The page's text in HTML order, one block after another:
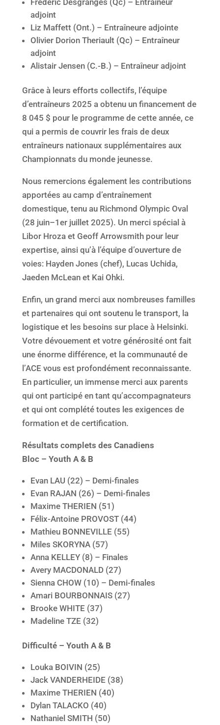
adjoint
Liz Maffett (Ont.) – Entraîneure adjointe
Olivier Dorion Theriault (Qc) – Entraîneur
adjoint
Alistair Jensen (C.-B.) – Entraîneur adjoint
Grâce à leurs efforts collectifs, l’équipe
d’entraîneurs 2025 a obtenu un financement de
8 045 $ pour le programme de cette année, ce
qui a permis de couvrir les frais de deux
entraîneurs nationaux supplémentaires aux
Championnats du monde jeunesse.
Nous remercions également les contributions
apportées au camp d’entraînement
domestique, tenu au Richmond Olympic Oval
(28 juin–1er juillet 2025). Un merci spécial à
Libor Hroza et Geoff Arrowsmith pour leur
expertise, ainsi qu’à l’équipe d’ouverture de
voies: Hayden Jones (chef), Lucas Uchida,
Jaeden McLean et Kai Ohki.
Enfin, un grand merci aux nombreuses familles
et partenaires qui ont soutenu le transport, la
logistique et les besoins sur place à Helsinki.
Votre dévouement et votre générosité ont fait
une énorme différence, et la communauté de
l’ACE vous est profondément reconnaissante.
En particulier, un immense merci aux parents
qui ont participé en tant qu’accompagnateurs
et qui ont complété toutes les exigences de
formation et de certification.
Résultats complets des Canadiens
Bloc – Youth A & B
Evan LAU (22) – Demi-finales
Evan RAJAN (26) – Demi-finales
Maxime THERIEN (51)
Félix-Antoine PROVOST (44)
Mathieu BONNEVILLE (55)
Miles SKORYNA (57)
Anna KELLEY (8) – Finales
Avery MACDONALD (27)
Sienna CHOW (10) – Demi-finales
Amari BOURBONNAIS (27)
Brooke WHITE (37)
Madeline TZE (32)
Difficulté – Youth A & B
Louka BOIVIN (25)
Jack VANDERHEIDE (38)
Maxime THERIEN (40)
Dylan TALACKO (40)
Nathaniel SMITH (50)